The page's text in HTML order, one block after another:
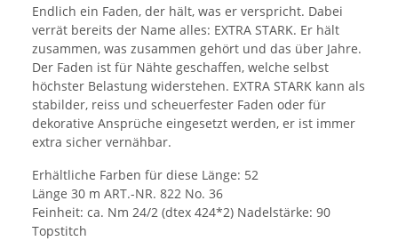
Endlich ein Faden, der hält, was er verspricht. Dabei
verrät bereits der Name alles: EXTRA STARK. Er hält
zusammen, was zusammen gehört und das über Jahre.
Der Faden ist für Nähte geschaffen, welche selbst
höchster Belastung widerstehen. EXTRA STARK kann als
stabilder, reiss und scheuerfester Faden oder für
dekorative Ansprüche eingesetzt werden, er ist immer
extra sicher vernähbar.
Erhältliche Farben für diese Länge: 52
Länge 30 m ART.-NR. 822 No. 36
Feinheit: ca. Nm 24/2 (dtex 424*2) Nadelstärke: 90
Topstitch